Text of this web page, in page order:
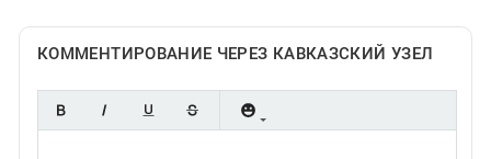
КОММЕНТИРОВАНИЕ ЧЕРЕЗ КАВКАЗСКИЙ УЗЕЛ